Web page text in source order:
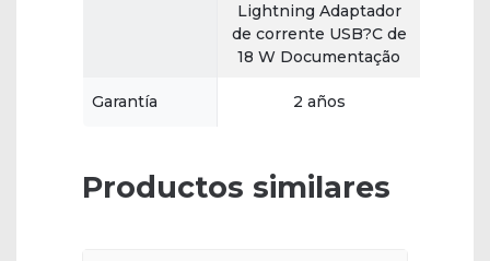
Lightning Adaptador
de corrente USB?C de
18 W Documentação
Garantía 2 años
Productos similares